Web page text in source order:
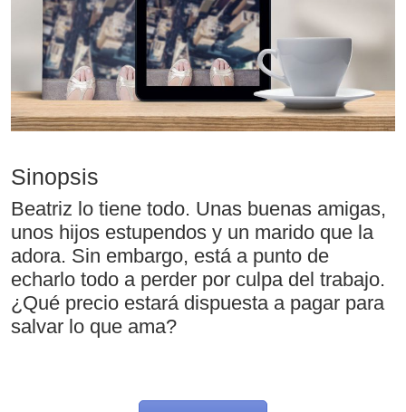
Sinopsis
Beatriz lo tiene todo. Unas buenas amigas,
unos hijos estupendos y un marido que la
adora. Sin embargo, está a punto de
echarlo todo a perder por culpa del trabajo.
¿Qué precio estará dispuesta a pagar para
salvar lo que ama?